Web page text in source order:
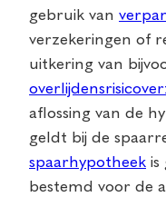
gebruik van
verzekeringen of
uitkering van
aflossing van de
geldt bij de
spaarhypotheek is
bestemd voor de